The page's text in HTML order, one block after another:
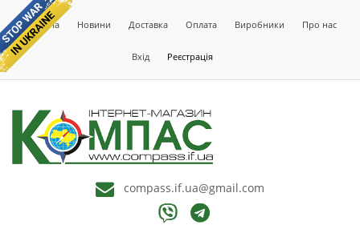
Головна Новини Доставка Оплата Виробники Про нас
Вхід Реєстрація
compass.if.ua@gmail.com